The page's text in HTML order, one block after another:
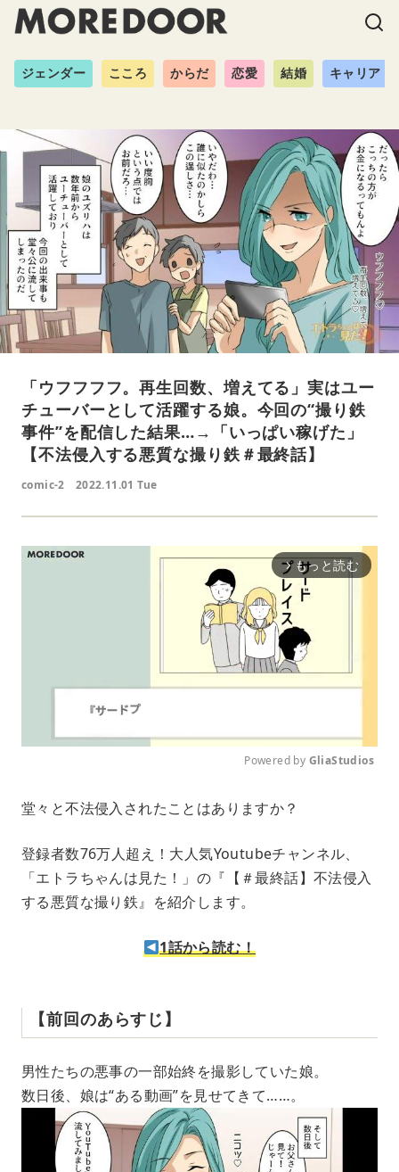
ジェンダー こころ からだ 恋愛 結婚 キャリア
「ウフフフフ。再生回数、増えてる」実はユー
チューバーとして活躍する娘。今回の“撮り鉄
事件”を配信した結果…→「いっぱい稼げた」
【不法侵入する悪質な撮り鉄＃最終話】
comic-2 2022.11.01 Tue
arrow_forward_ios もっと読む
e
Powered by GliaStudios
堂々と不法侵入されたことはありますか？
登録者数76万人超え！大人気Youtubeチャンネル、
「エトラちゃんは見た！」の『【＃最終話】不法侵入
する悪質な撮り鉄』を紹介します。
1話から読む！
【前回のあらすじ】
男性たちの悪事の一部始終を撮影していた娘。
数日後、娘は“ある動画”を見せてきて……。